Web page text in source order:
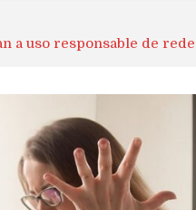
a uso responsable de